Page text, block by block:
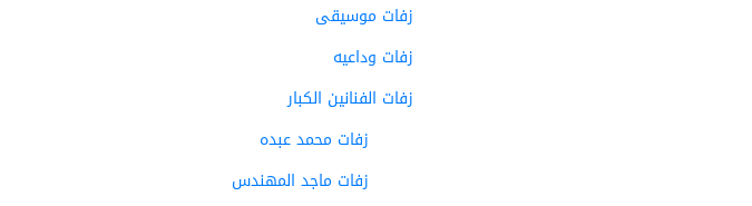
زفات موسيقى
زفات وداعيه
زفات الفنانين الكبار
زفات محمد عبده
زفات ماجد المهندس